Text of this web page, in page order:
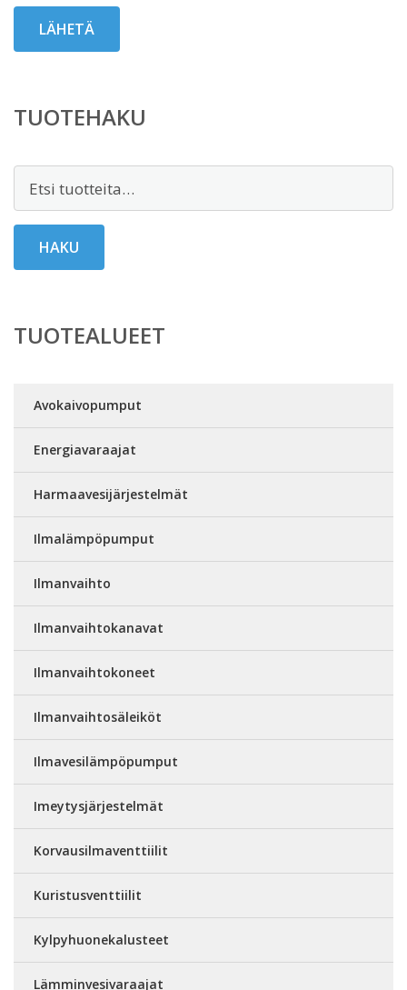
TUOTEHAKU
HAKU
TUOTEALUEET
Avokaivopumput
Energiavaraajat
Harmaavesijärjestelmät
Ilmalämpöpumput
Ilmanvaihto
Ilmanvaihtokanavat
Ilmanvaihtokoneet
Ilmanvaihtosäleiköt
Ilmavesilämpöpumput
Imeytysjärjestelmät
Korvausilmaventtiilit
Kuristusventtiilit
Kylpyhuonekalusteet
Lämminvesivaraajat